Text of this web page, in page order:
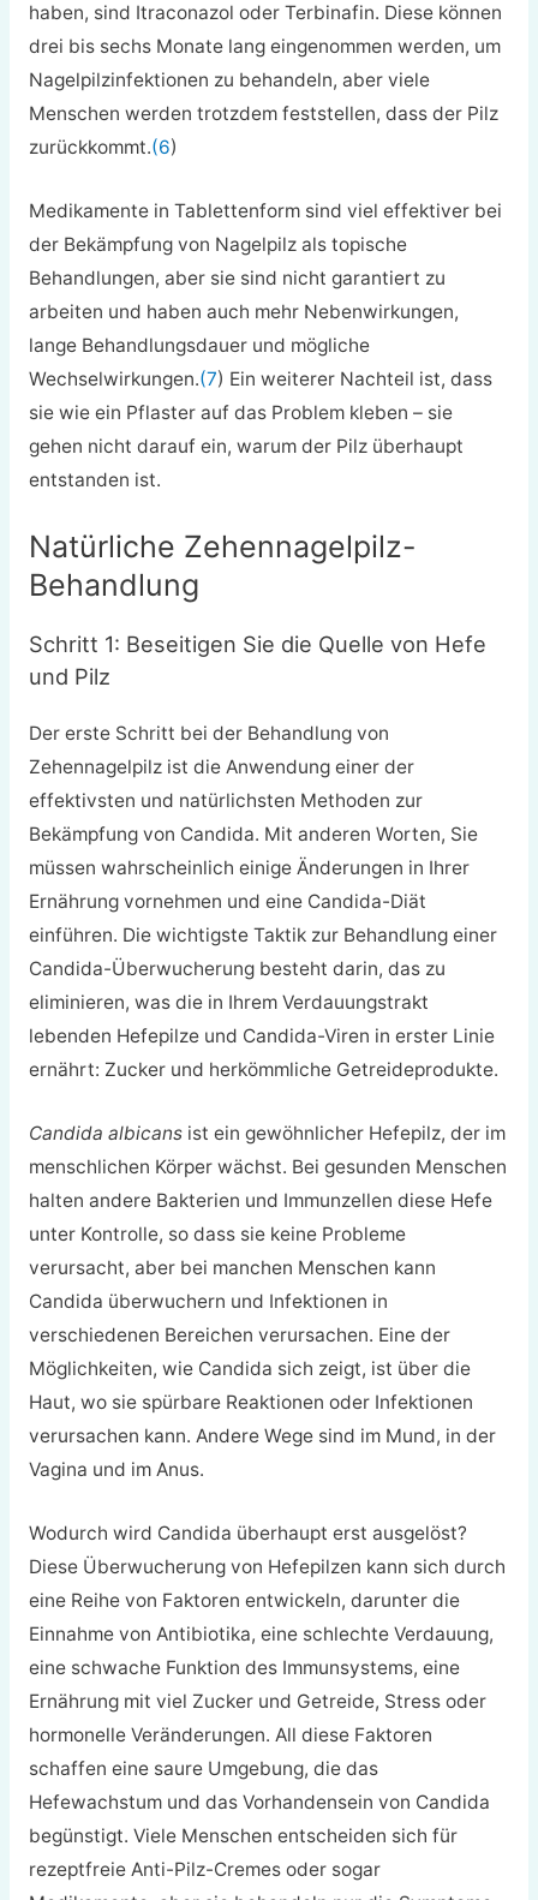
haben, sind Itraconazol oder Terbinafin. Diese können
drei bis sechs Monate lang eingenommen werden, um
Nagelpilzinfektionen zu behandeln, aber viele
Menschen werden trotzdem feststellen, dass der Pilz
zurückkommt.(6)
Medikamente in Tablettenform sind viel effektiver bei
der Bekämpfung von Nagelpilz als topische
Behandlungen, aber sie sind nicht garantiert zu
arbeiten und haben auch mehr Nebenwirkungen,
lange Behandlungsdauer und mögliche
Wechselwirkungen.(7) Ein weiterer Nachteil ist, dass
sie wie ein Pflaster auf das Problem kleben – sie
gehen nicht darauf ein, warum der Pilz überhaupt
entstanden ist.
Natürliche Zehennagelpilz-
Behandlung
Schritt 1: Beseitigen Sie die Quelle von Hefe
und Pilz
Der erste Schritt bei der Behandlung von
Zehennagelpilz ist die Anwendung einer der
effektivsten und natürlichsten Methoden zur
Bekämpfung von Candida. Mit anderen Worten, Sie
müssen wahrscheinlich einige Änderungen in Ihrer
Ernährung vornehmen und eine Candida-Diät
einführen. Die wichtigste Taktik zur Behandlung einer
Candida-Überwucherung besteht darin, das zu
eliminieren, was die in Ihrem Verdauungstrakt
lebenden Hefepilze und Candida-Viren in erster Linie
ernährt: Zucker und herkömmliche Getreideprodukte.
Candida albicansist ein gewöhnlicher Hefepilz, der im
menschlichen Körper wächst. Bei gesunden Menschen
halten andere Bakterien und Immunzellen diese Hefe
unter Kontrolle, so dass sie keine Probleme
verursacht, aber bei manchen Menschen kann
Candida überwuchern und Infektionen in
verschiedenen Bereichen verursachen. Eine der
Möglichkeiten, wie Candida sich zeigt, ist über die
Haut, wo sie spürbare Reaktionen oder Infektionen
verursachen kann. Andere Wege sind im Mund, in der
Vagina und im Anus.
Wodurch wird Candida überhaupt erst ausgelöst?
Diese Überwucherung von Hefepilzen kann sich durch
eine Reihe von Faktoren entwickeln, darunter die
Einnahme von Antibiotika, eine schlechte Verdauung,
eine schwache Funktion des Immunsystems, eine
Ernährung mit viel Zucker und Getreide, Stress oder
hormonelle Veränderungen. All diese Faktoren
schaffen eine saure Umgebung, die das
Hefewachstum und das Vorhandensein von Candida
begünstigt. Viele Menschen entscheiden sich für
rezeptfreie Anti-Pilz-Cremes oder sogar